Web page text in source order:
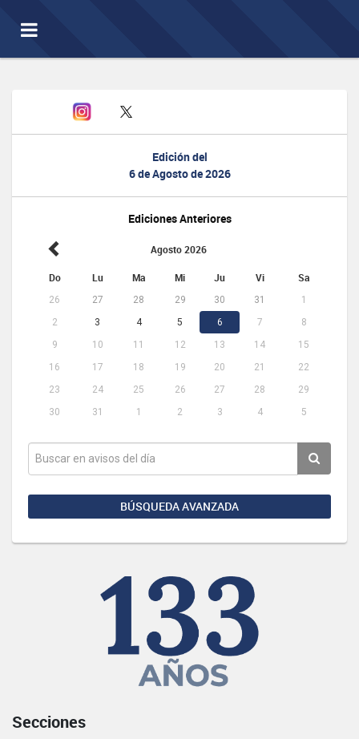
Toggle
navigation
Edición del
6 de Agosto de 2026
Ediciones Anteriores
Agosto 2026
Do Lu Ma Mi Ju Vi Sa
26 27 28 29 30 31
1
2
3 4 5 6 7
8
9
10 11 12 13 14
15
16
17 18 19 20 21
22
23
24 25 26 27 28
29
30
31 1 2 3 4 5
BÚSQUEDA AVANZADA
Secciones